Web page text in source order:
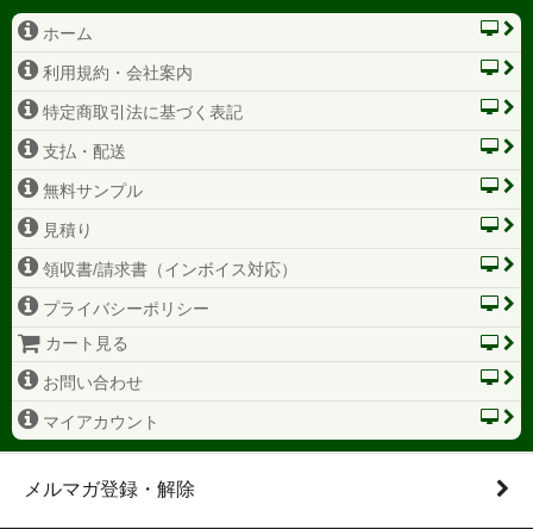
ホーム
利用規約・会社案内
特定商取引法に基づく表記
支払・配送
無料サンプル
見積り
領収書/請求書（インボイス対応）
プライバシーポリシー
カート見る
お問い合わせ
マイアカウント
メルマガ登録・解除